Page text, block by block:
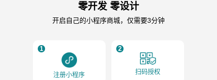
零开发 零设计
开启自己的小程序商城，仅需要3分钟
1
注册小程序
2
扫码授权